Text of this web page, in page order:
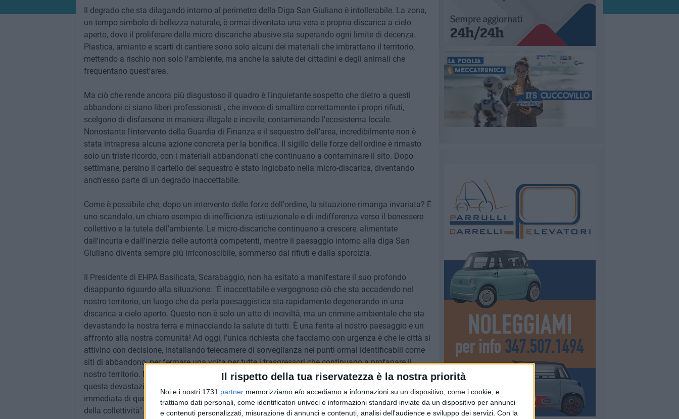
Il rispetto della tua riservatezza è la nostra priorità
Noi e i nostri 1731 partner memorizziamo e/o accediamo a informazioni su un dispositivo, come i cookie, e
trattiamo dati personali, come identificatori univoci e informazioni standard inviate da un dispositivo per annunci
e contenuti personalizzati, misurazione di annunci e contenuti, analisi dell'audience e sviluppo dei servizi. Con la
Il degrado che sta dilagando intorno al perimetro della Diga San Giuliano è intollerabile. La zona,
un tempo simbolo di bellezza naturale, è ormai diventata una vera e propria discarica a cielo
aperto, dove il proliferare delle micro discariche abusive sta superando ogni limite di decenza.
Plastica, amianto e scarti di cantiere sono solo alcuni dei materiali che imbrattano il territorio,
mettendo a rischio non solo l'ambiente, ma anche la salute dei cittadini e degli animali che
frequentano quest'area.
Ma ciò che rende ancora più disgustoso il quadro è l'inquietante sospetto che dietro a questi
abbandoni ci siano liberi professionisti , che invece di smaltire correttamente i propri rifiuti,
scelgono di disfarsene in maniera illegale e incivile, contaminando l'ecosistema locale.
Nonostante l'intervento della Guardia di Finanza e il sequestro dell'area, incredibilmente non è
stata intrapresa alcuna azione concreta per la bonifica. Il sigillo delle forze dell'ordine è rimasto
solo un triste ricordo, con i materiali abbandonati che continuano a contaminare il sito. Dopo
settimane, persino il cartello del sequestro è stato inglobato nella micro-discarica, diventando
anch'esso parte di un degrado inaccettabile.
Come è possibile che, dopo un intervento delle forze dell'ordine, la situazione rimanga invariata? È
uno scandalo, un chiaro esempio di inefficienza istituzionale e di indifferenza verso il benessere
collettivo e la tutela dell'ambiente. Le micro-discariche continuano a crescere, alimentate
dall'incuria e dall'inerzia delle autorità competenti, mentre il paesaggio intorno alla diga San
Giuliano diventa sempre più irriconoscibile, sommerso dai rifiuti e dalla sporcizia.
Il Presidente di EHPA Basilicata, Scarabaggio, non ha esitato a manifestare il suo profondo
disappunto riguardo alla situazione: "È inaccettabile e vergognoso ciò che sta accadendo nel
nostro territorio, un luogo che da perla paesaggistica sta rapidamente degenerando in una
discarica a cielo aperto. Questo non è solo un atto di inciviltà, ma un crimine ambientale che sta
devastando la nostra terra e minacciando la salute di tutti. È una ferita al nostro paesaggio e un
affronto alla nostra comunità! Ad oggi, l'unica richiesta che facciamo con urgenza è che le città si
attivino con decisione, installando telecamere di sorveglianza nei punti ormai identificabili come
siti di abbandono, per fermare una volta per tutte i trasgressori che continuano a profanare il
nostro territorio. Non possiamo più tollerare questo scempio! è ora che chi è responsabile di
questa devastazione venga chiamato a rispondere per i propri crimini! Esigiamo la bonifica
immediata di questi siti perché ogni giorno in più sono più rifiuti accumulati da smaltire a spese
della collettività".